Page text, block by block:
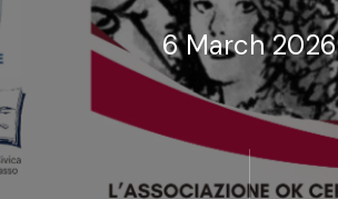
6 March 2026